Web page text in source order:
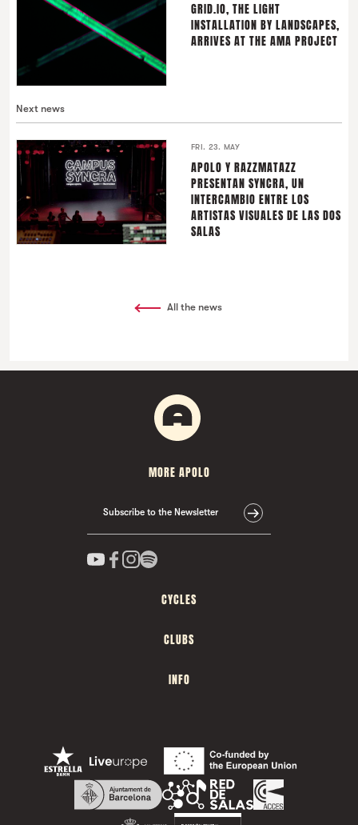
GRID.IO, THE LIGHT
INSTALLATION BY LANDSCAPES,
ARRIVES AT THE AMA PROJECT
Next news
FRI. 23. MAY
APOLO Y RAZZMATAZZ
PRESENTAN SYNCRA, UN
INTERCAMBIO ENTRE LOS
ARTISTAS VISUALES DE LAS DOS
SALAS
All the news
MORE APOLO
Subscribe to the Newsletter
CYCLES
CLUBS
INFO